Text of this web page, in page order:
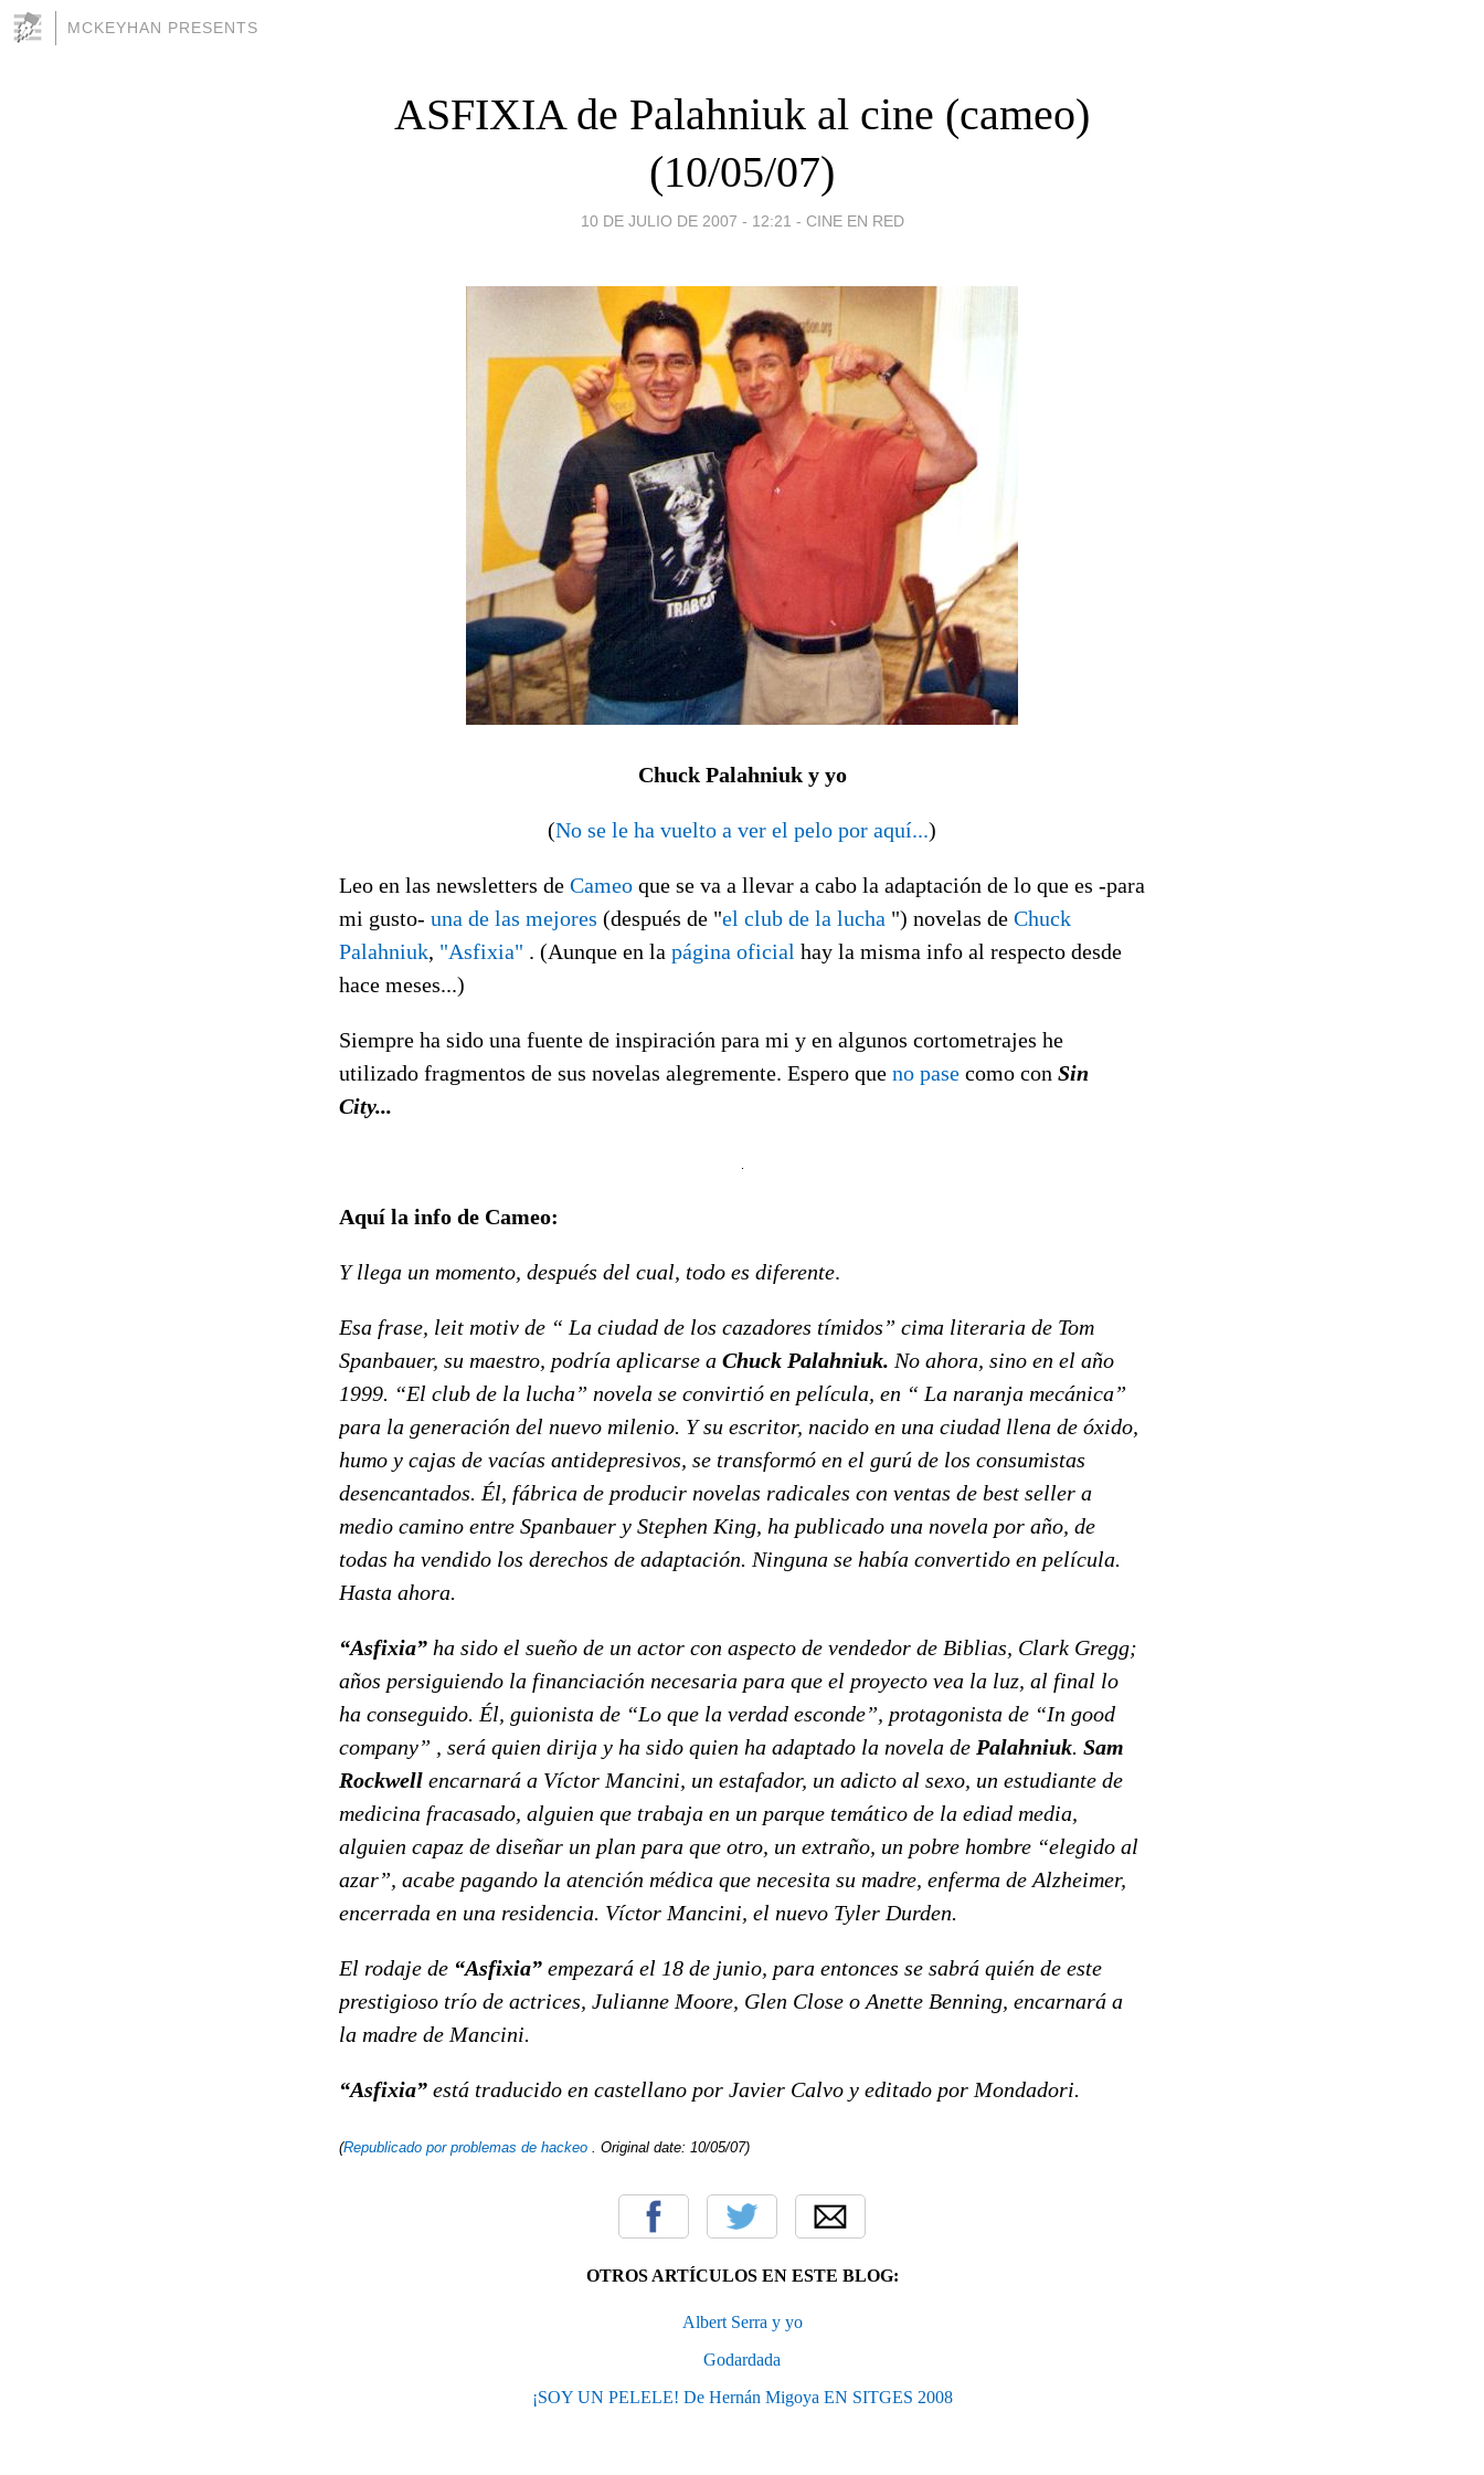
MCKEYHAN PRESENTS
ASFIXIA de Palahniuk al cine (cameo)
(10/05/07)
10 DE JULIO DE 2007 - 12:21 - CINE EN RED
Chuck Palahniuk y yo
(No se le ha vuelto a ver el pelo por aquí...)
Leo en las newsletters de Cameo que se va a llevar a cabo la adaptación de lo que es -para
mi gusto- una de las mejores (después de "el club de la lucha ") novelas de Chuck
Palahniuk, "Asfixia" . (Aunque en la página oficial hay la misma info al respecto desde
hace meses...)
Siempre ha sido una fuente de inspiración para mi y en algunos cortometrajes he
utilizado fragmentos de sus novelas alegremente. Espero que no pase como con Sin
City...
Aquí la info de Cameo:
Y llega un momento, después del cual, todo es diferente.
Esa frase, leit motiv de “ La ciudad de los cazadores tímidos” cima literaria de Tom
Spanbauer, su maestro, podría aplicarse a Chuck Palahniuk. No ahora, sino en el año
1999. “El club de la lucha” novela se convirtió en película, en “ La naranja mecánica”
para la generación del nuevo milenio. Y su escritor, nacido en una ciudad llena de óxido,
humo y cajas de vacías antidepresivos, se transformó en el gurú de los consumistas
desencantados. Él, fábrica de producir novelas radicales con ventas de best seller a
medio camino entre Spanbauer y Stephen King, ha publicado una novela por año, de
todas ha vendido los derechos de adaptación. Ninguna se había convertido en película.
Hasta ahora.
“Asfixia” ha sido el sueño de un actor con aspecto de vendedor de Biblias, Clark Gregg;
años persiguiendo la financiación necesaria para que el proyecto vea la luz, al final lo
ha conseguido. Él, guionista de “Lo que la verdad esconde”, protagonista de “In good
company” , será quien dirija y ha sido quien ha adaptado la novela de Palahniuk. Sam
Rockwell encarnará a Víctor Mancini, un estafador, un adicto al sexo, un estudiante de
medicina fracasado, alguien que trabaja en un parque temático de la ediad media,
alguien capaz de diseñar un plan para que otro, un extraño, un pobre hombre “elegido al
azar”, acabe pagando la atención médica que necesita su madre, enferma de Alzheimer,
encerrada en una residencia. Víctor Mancini, el nuevo Tyler Durden.
El rodaje de “Asfixia” empezará el 18 de junio, para entonces se sabrá quién de este
prestigioso trío de actrices, Julianne Moore, Glen Close o Anette Benning, encarnará a
la madre de Mancini.
“Asfixia” está traducido en castellano por Javier Calvo y editado por Mondadori.
(Republicado por problemas de hackeo . Original date: 10/05/07)
OTROS ARTÍCULOS EN ESTE BLOG:
Albert Serra y yo
Godardada
¡SOY UN PELELE! De Hernán Migoya EN SITGES 2008